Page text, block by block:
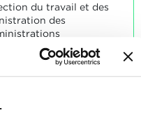
du travail et des
des
commun de la
est identifiée.